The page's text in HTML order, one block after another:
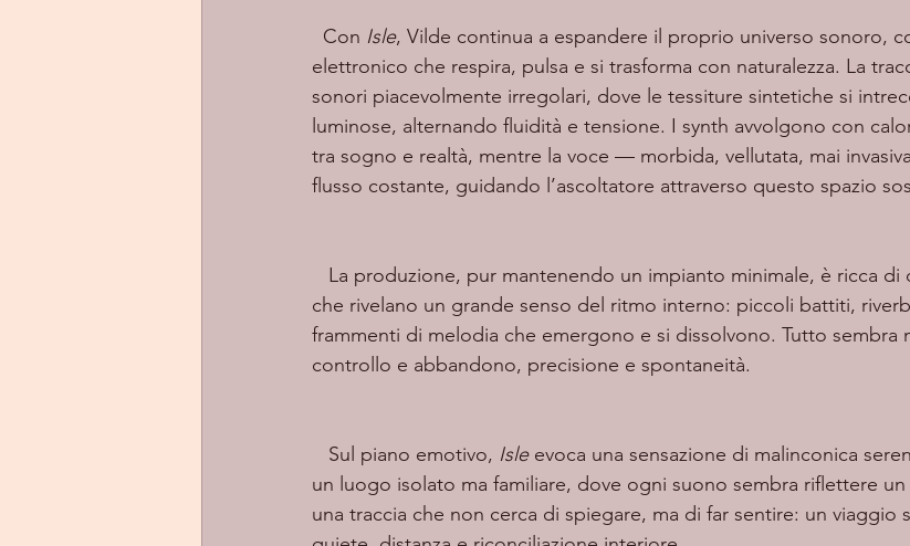
  Con
Isle, Vilde continua a espandere il proprio universo sonoro,
elettronico che respira, pulsa e si trasforma con naturalezza. La
sonori piacevolmente irregolari, dove le tessiture sintetiche si
luminose, alternando fluidità e tensione. I synth avvolgono con
tra sogno e realtà, mentre la voce — morbida, vellutata, mai
flusso costante, guidando l’ascoltatore attraverso questo spazio
che rivelano un grande senso del ritmo interno: piccoli battiti,
frammenti di melodia che emergono e si dissolvono. Tutto sembra
controllo e abbandono, precisione e spontaneità.
   Sul piano emotivo,
Isle evoca una sensazione di malinconica
un luogo isolato ma familiare, dove ogni suono sembra riflettere
una traccia che non cerca di spiegare, ma di far sentire: un viaggio